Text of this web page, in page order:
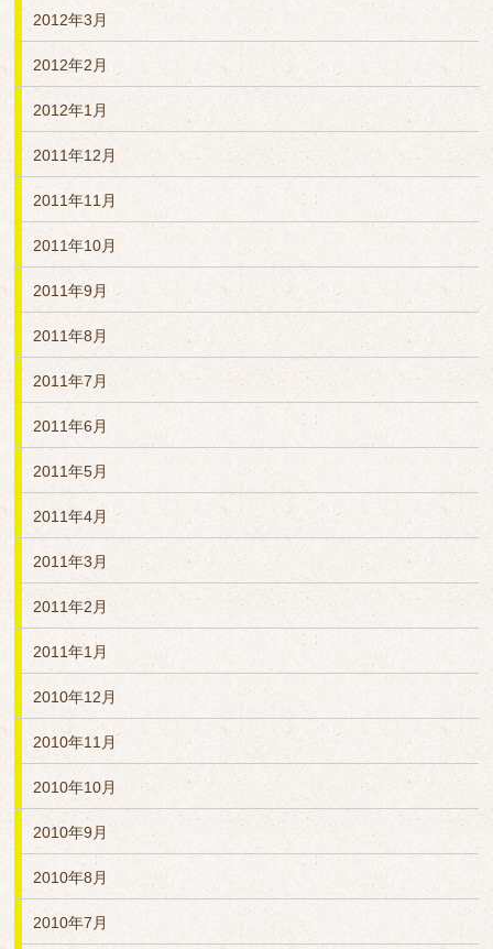
2012年3月
2012年2月
2012年1月
2011年12月
2011年11月
2011年10月
2011年9月
2011年8月
2011年7月
2011年6月
2011年5月
2011年4月
2011年3月
2011年2月
2011年1月
2010年12月
2010年11月
2010年10月
2010年9月
2010年8月
2010年7月